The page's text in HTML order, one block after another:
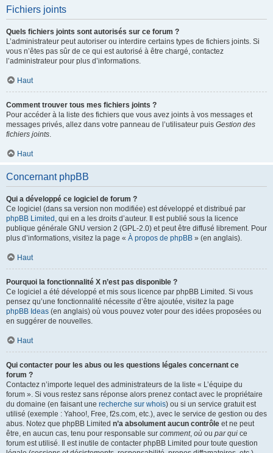
Fichiers joints
Quels fichiers joints sont autorisés sur ce forum ?
L’administrateur peut autoriser ou interdire certains types de fichiers joints. Si
vous n’êtes pas sûr de ce qui est autorisé à être chargé, contactez
l’administrateur pour plus d’informations.
Haut
Comment trouver tous mes fichiers joints ?
Pour accéder à la liste des fichiers que vous avez joints à vos messages et
messages privés, allez dans votre panneau de l’utilisateur puis Gestion des
fichiers joints.
Haut
Concernant phpBB
Qui a développé ce logiciel de forum ?
Ce logiciel (dans sa version non modifiée) est développé et distribué par
phpBB Limited , qui en a les droits d’auteur. Il est publié sous la licence
publique générale GNU version 2 (GPL-2.0) et peut être diffusé librement. Pour
plus d’informations, visitez la page « À propos de phpBB » (en anglais).
Haut
Pourquoi la fonctionnalité X n’est pas disponible ?
Ce logiciel a été développé et mis sous licence par phpBB Limited. Si vous
pensez qu’une fonctionnalité nécessite d’être ajoutée, visitez la page
phpBB Ideas (en anglais) où vous pouvez voter pour des idées proposées ou
en suggérer de nouvelles.
Haut
Qui contacter pour les abus ou les questions légales concernant ce
forum ?
Contactez n’importe lequel des administrateurs de la liste « L’équipe du
forum ». Si vous restez sans réponse alors prenez contact avec le propriétaire
du domaine (en faisant une recherche sur whois) ou si un service gratuit est
utilisé (exemple : Yahoo!, Free, f2s.com, etc.), avec le service de gestion ou des
abus. Notez que phpBB Limited n’a absolument aucun contrôle et ne peut
être, en aucun cas, tenu pour responsable sur comment, où ou par qui ce
forum est utilisé. Il est inutile de contacter phpBB Limited pour toute question